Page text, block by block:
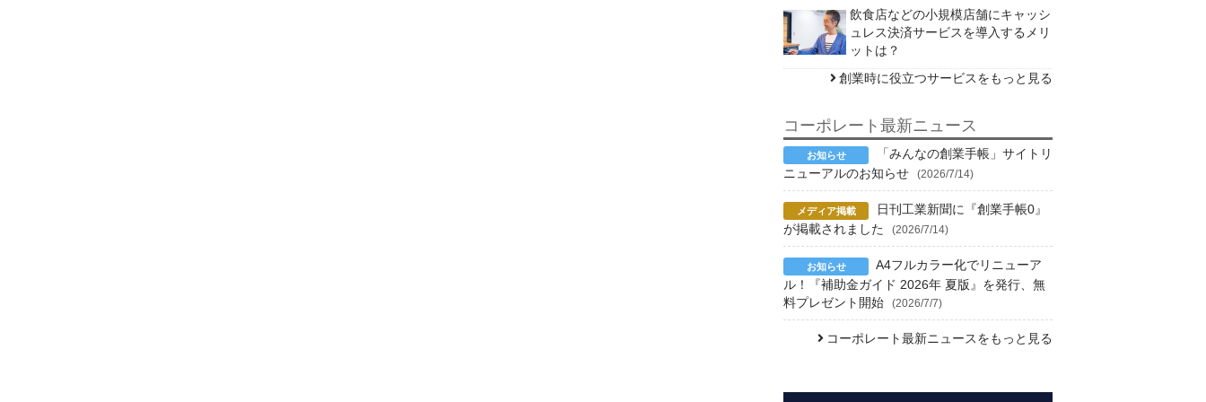
飲食店などの小規模店舗にキャッシ
ュレス決済サービスを導入するメリ
ットは？
創業時に役立つサービスをもっと見る
コーポレート最新ニュース
「みんなの創業手帳」サイトリ
ニューアルのお知らせ
(2026/7/14)
日刊工業新聞に『創業手帳0』
が掲載されました
(2026/7/14)
A4フルカラー化でリニューア
ル！『補助金ガイド 2026年 夏版』を発行、無
料プレゼント開始
(2026/7/7)
コーポレート最新ニュースをもっと見る